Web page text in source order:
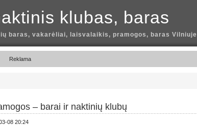
klubas, baras
baras, vakarėliai, laisvalaikis, pramogos, baras Vilniuje
Reklama
– barai ir naktinių klubų
08 20:24